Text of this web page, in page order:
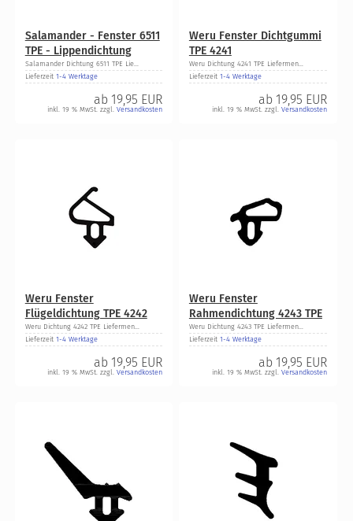
Salamander - Fenster 6511
TPE - Lippendichtung
Salamander Dichtung 6511 TPE Lie...
Lieferzeit 1-4 Werktage
ab 19,95 EUR
inkl. 19 % MwSt. zzgl.Versandkosten
Weru Fenster Dichtgummi
TPE 4241
Weru Dichtung 4241 TPE Liefermen...
Lieferzeit 1-4 Werktage
ab 19,95 EUR
inkl. 19 % MwSt. zzgl. Versandkosten
Weru Fenster
Flügeldichtung TPE 4242
Weru Dichtung 4242 TPE Liefermen...
Lieferzeit 1-4 Werktage
ab 19,95 EUR
inkl. 19 % MwSt. zzgl.Versandkosten
Weru Fenster
Rahmendichtung 4243 TPE
Weru Dichtung 4243 TPE Liefermen...
Lieferzeit 1-4 Werktage
ab 19,95 EUR
inkl. 19 % MwSt. zzgl. Versandkosten